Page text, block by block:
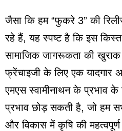
जैसा कि हम “फुकरे 3” की
रहे हैं, यह स्पष्ट है कि इस
सामाजिक जागरूकता की
फ्रेंचाइजी के लिए एक यादगार
एमएस स्वामीनाथन के प्रभाव
प्रभाव छोड़ सकती है, जो हम
और विकास में कृषि की